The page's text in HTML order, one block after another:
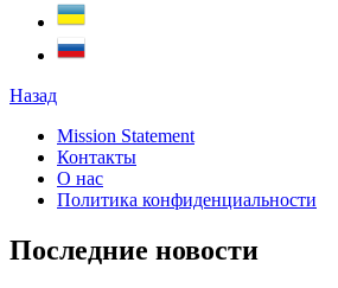
Назад
Mission Statement
Контакты
О нас
Политика конфиденциальности
Последние новости